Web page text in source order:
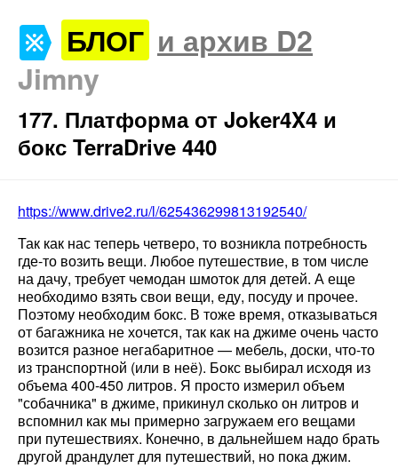
БЛОГ и архив D2
Jimny
177. Платформа от Joker4X4 и
бокс TerraDrive 440
https://www.drive2.ru/l/625436299813192540/
Так как нас теперь четверо, то возникла потребность
где-то возить вещи. Любое путешествие, в том числе
на дачу, требует чемодан шмоток для детей. А еще
необходимо взять свои вещи, еду, посуду и прочее.
Поэтому необходим бокс. В тоже время, отказываться
от багажника не хочется, так как на джиме очень часто
возится разное негабаритное — мебель, доски, что-то
из транспортной (или в неё). Бокс выбирал исходя из
объема 400-450 литров. Я просто измерил объем
"собачника" в джиме, прикинул сколько он литров и
вспомнил как мы примерно загружаем его вещами
при путешествиях. Конечно, в дальнейшем надо брать
другой драндулет для путешествий, но пока джим.